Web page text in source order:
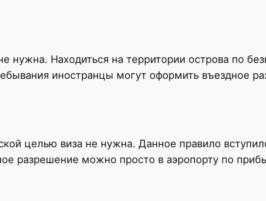
нужна. Находиться на территории острова по
иностранцы могут оформить въездное
целью виза не нужна. Данное правило
разрешение можно просто в аэропорту по